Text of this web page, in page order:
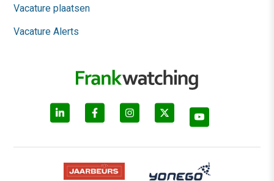
Vacature plaatsen
Vacature Alerts